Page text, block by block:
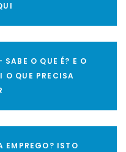
O QUE É? E O
O QUE PRECISA
EMPREGO? ISTO